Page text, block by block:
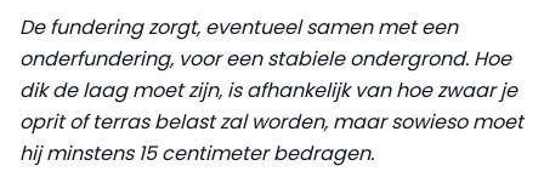
De fundering zorgt, eventueel samen met een
onderfundering, voor een stabiele ondergrond. Hoe
dik de laag moet zijn, is afhankelijk van hoe zwaar je
oprit of terras belast zal worden, maar sowieso moet
hij minstens 15 centimeter bedragen.